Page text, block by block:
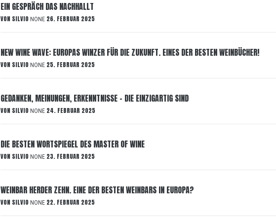
EIN GESPRÄCH DAS NACHHALLT
VON SILVIO NONE 26. FEBRUAR 2025
NEW WINE WAVE: EUROPAS WINZER FÜR DIE ZUKUNFT. EINES DER BESTEN WEINBÜCHER!
VON SILVIO NONE 25. FEBRUAR 2025
GEDANKEN, MEINUNGEN, ERKENNTNISSE – DIE EINZIGARTIG SIND
VON SILVIO NONE 24. FEBRUAR 2025
DIE BESTEN WORTSPIEGEL DES MASTER OF WINE
VON SILVIO NONE 23. FEBRUAR 2025
WEINBAR HERDER ZEHN. EINE DER BESTEN WEINBARS IN EUROPA?
VON SILVIO NONE 22. FEBRUAR 2025